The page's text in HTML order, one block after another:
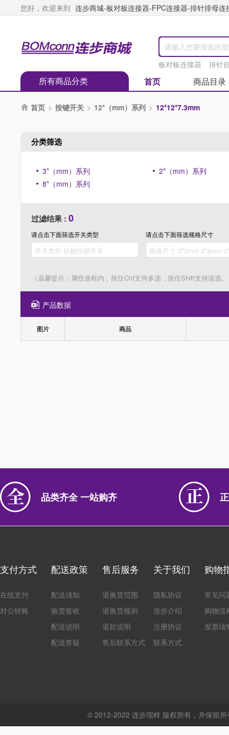
您好，欢迎来到 连步商城-板对板连接器-FPC连接器-排针排母
板对板连接器 排针
所有商品分类 首页 商品目录
 首页 > 按键开关 > 12*（mm）系列 > 12*12*7.3mm
分类筛选
3*（mm）系列
2*（mm）系列
8*（mm）系列
过滤结果 : 0
请点击下面筛选开关类型 请点击下面筛选规格尺寸
（温馨提示：属性值框内，按住Ctrl支持多选，按住Shift支持连选
产品数据
图片 商品
品类齐全 一站购齐
支付方式
在线支付
对公转账
配送政策
配送须知
验货签收
配送说明
配送答疑
售后服务
退换货范围
退换货规则
退款说明
售后联系方式
关于我们
隐私协议
连步介绍
注册协议
联系方式
购物
常见问
购物流
发票须
© 2012-2022 连步现样 版权所有，并保留